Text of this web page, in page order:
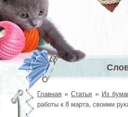
Главное
Вы здесь
Главная » Статьи » Из
работы к 8 марта, своими